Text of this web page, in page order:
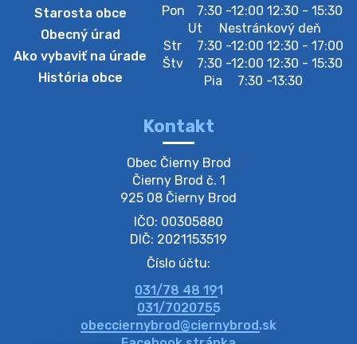
Zber separovaného odpadu plastu-
Oznamujeme obyvateľom, že v stredu 05. augusta
prebehne zber separovaného odpadu plastu. Prosíme
obyvateľov, aby vrecia s odpadom vyložili pred dom už
Oznámenie o plánovanom prerušení dodávky
Oznamujeme Vám, že v určitých dňoch bude v
niektorých častiach našej obce plánované prerušenie
distribúcie elektrickej energie. Podrobné informácie o
dátumoch, časoch a dotknutých …
4. augusta 2026 09:48
Zber BIO odpadu-BIO hulladék elszállítása
Obecný úrad v Čiernom Brode oznamuje obyvateľom,
že ďalší odvoz BIO odpadu sa uskutoční 03.08.2026
Starosta obce
Obecný úrad
Ako vybaviť na úrade
História obce
Pon
7:30 -12:00 12:30 - 15:30
Ut
Nestránkový deň
Str
7:30 -12:00 12:30 - 17:00
Štv
7:30 -12:00 12:30 - 15:30
Pia
7:30 -13:30
Kontakt
Obec Čierny Brod
Čierny Brod č. 1
925 08 Čierny Brod
IČO: 00305880
DIČ: 2021153519
Číslo účtu:
031/78 48 191
031/7020755
obecciernybrod@ciernybrod.sk